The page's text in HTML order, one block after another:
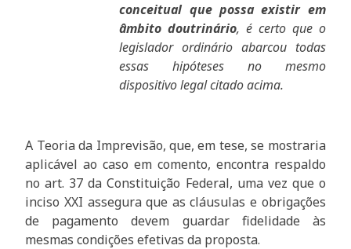
conceitual que possa existir em
âmbito doutrinário, é certo que o
legislador ordinário abarcou todas
essas hipóteses no mesmo
dispositivo legal citado acima.
A Teoria da Imprevisão, que, em tese, se mostraria
aplicável ao caso em comento, encontra respaldo
no art. 37 da Constituição Federal, uma vez que o
inciso XXI assegura que as cláusulas e obrigações
de pagamento devem guardar fidelidade às
mesmas condições efetivas da proposta.